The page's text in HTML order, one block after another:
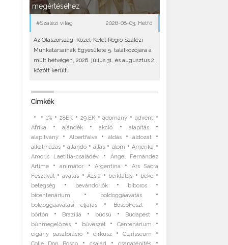
megértéséhez
#Szalézi világ 2026-08-03, Hétfő
Az Olaszország–Közel-Kelet Régió Szalézi
Munkatársainak Egyesülete 5. találkozójára a
múlt hétvégén, 2026. július 31. és augusztus 2.
között került..
Címkék
• •1% • 28EK• 29.EK•adomány •advent •
Afrika •ajándék •akció • alapítás•
alapítvány• Albertfalva •áldás •áldozat •
alkalmazás•állandó •állás • álom • Amerika •
Amoris Laetitia-családév•
Ángel Fernández
Artime•animátor •Argentína •
Ars Sacra
Fesztivál•avatás • Ázsia • beiktatás • béke•
betegség • bevándorlók• bíboros•
bicentenárium • boldoggáavatás•
boldoggáavatási eljárás • BoscoFeszt •
börtön • Brazília • búcsú • Budapest •
bűnmegelőzés• bűvészet• Centenárium •
cigány pasztoráció• cirkusz• Clarisseum •
Colle Don Bosco• család • csapatépítés •